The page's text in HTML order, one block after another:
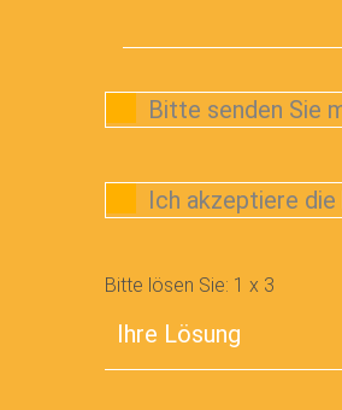
Bitte senden Sie
Ich akzeptiere die
Bitte lösen Sie: 1 x 3